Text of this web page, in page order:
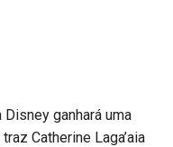
ganhará uma
Catherine Laga’aia